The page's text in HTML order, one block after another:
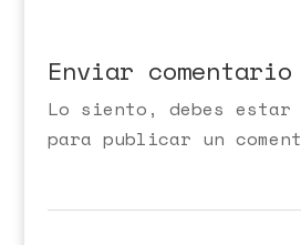
Enviar comentario
Lo siento, debes estar
para publicar un